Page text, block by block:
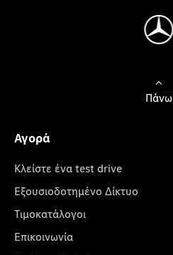
Πάνω
Αγορά
Κλείστε ένα test drive
Εξουσιοδοτημένο Δίκτυο
Τιμοκατάλογοι
Επικοινωνία